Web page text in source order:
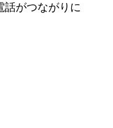
がつながりに